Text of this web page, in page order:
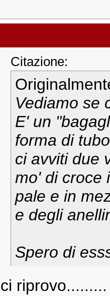
Citazione:
Vediamo se
E' un
forma di
ci avviti due
mo' di croce
pale e in
e degli
Spero di
ci